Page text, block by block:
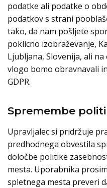
podatke ali podatke o
podatkov s strani
tako, da nam pošljete
poklicno izobraževanje,
Ljubljana, Slovenija, ali na
vlogo bomo obravnavali
GDPR.
Spremembe
Upravljalec si pridržuje
predhodnega obvestila
določbe politike
mesta. Uporabnika
spletnega mesta preveri